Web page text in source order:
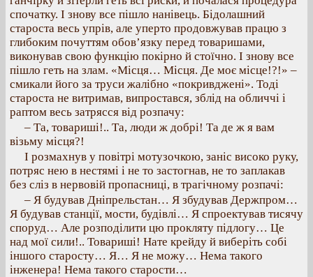
спочатку. І знову все пішло нанівець. Бідолашний
староста весь упрів, але уперто продовжував працю з
глибоким почуттям обов’язку перед товаришами,
виконував свою функцію покірно й стоїчно. І знову все
пішло геть на злам. «Місця… Місця. Де моє місце!?!» –
смикали його за труси жалібно «покривджені». Тоді
староста не витримав, випростався, зблід на обличчі і
раптом весь затрясся від розпачу:
– Та, товариші!.. Та, люди ж добрі! Та де ж я вам
візьму місця?!
І розмахнув у повітрі мотузочкою, заніс високо руку,
потряс нею в нестямі і не то застогнав, не то заплакав
без сліз в нервовій пропасниці, в трагічному розпачі:
– Я будував Дніпрельстан… Я збудував Держпром…
Я будував станції, мости, будівлі… Я спроектував тисячу
споруд… Але розподілити цю прокляту підлогу… Це
над мої сили!.. Товариші! Нате крейду й виберіть собі
іншого старосту… Я… Я не можу… Нема такого
інженера! Нема такого старости…